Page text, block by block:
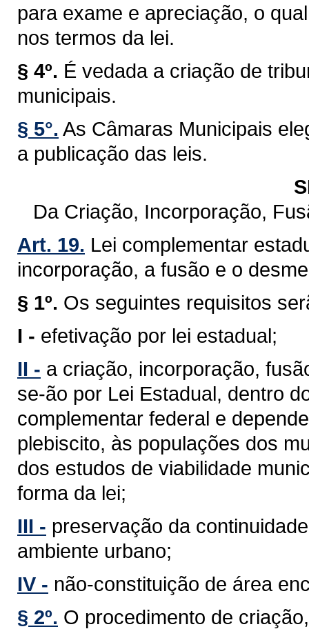
para exame e apreciação, o
nos termos da lei.
§ 4º. É vedada a criação de
municipais.
§ 5°. As Câmaras Municipais
a publicação das leis.
Da Criação, Incorporação,
Art. 19. Lei complementar
incorporação, a fusão e o
§ 1º. Os seguintes requisitos
I - efetivação por lei estadual;
II - a criação, incorporação,
se-ão por Lei Estadual, dentro
complementar federal e
plebiscito, às populações dos
dos estudos de viabilidade
forma da lei;
III - preservação da
ambiente urbano;
IV - não-constituição de área
§ 2º. O procedimento de